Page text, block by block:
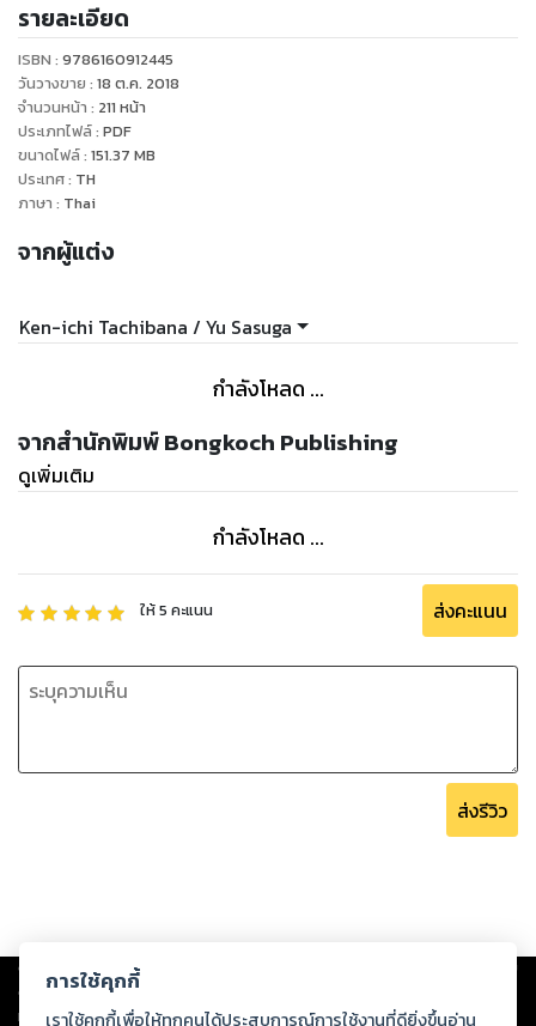
รายละเอียด
ISBN : 9786160912445
วันวางขาย : 18 ต.ค. 2018
จำนวนหน้า : 211 หน้า
ประเภทไฟล์: PDF
ขนาดไฟล์: 151.37 MB
ประเทศ: TH
ภาษา : Thai
จากผู้แต่ง
Ken-ichi Tachibana / Yu Sasuga
กำลังโหลด ...
จากสำนักพิมพ์ Bongkoch Publishing
ดูเพิ่มเติม
กำลังโหลด ...
ให้5 คะแนน ส่งคะแนน
ส่งรีวิว
Copyright © 2026
ต่อผลงานหรือเนื้อหาใดที่อัปโหลดผ่านเว็บไซต์และปรากฏว่าละเมิดสิทธิใน
ทรัพย์สินทางปัญญาของบุคคลอื่นหรือขัดต่อกฎหมายและศีลธรรม ดังนั้น ผู้อ่าน
การใช้คุกกี้
เราใช้คุกกี้เพื่อให้ทุกคนได้ประสบการณ์การใช้งานที่ดียิ่งขึ้นอ่าน